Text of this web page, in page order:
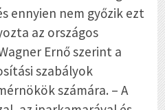
ennyien nem győzik ezt
az országos
Ernő szerint a
szabályok
számára. – A